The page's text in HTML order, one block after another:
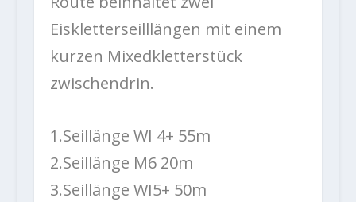
Eiskletterseilllängen mit einem
kurzen Mixedkletterstück
zwischendrin.
1.Seillänge WI 4+ 55m
2.Seillänge M6 20m
3.Seillänge WI5+ 50m